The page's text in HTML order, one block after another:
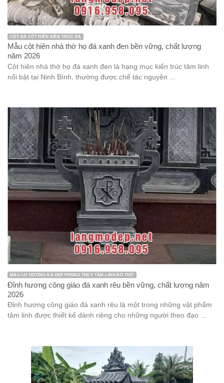
CỘT ĐÁ CỘT HIÊN KIẾN TRÚC ĐÁ
Mẫu cột hiên nhà thờ họ đá xanh đen bền vững, chất lượng
năm 2026
Cột hiên nhà thờ họ đá xanh đen là hạng mục kiến trúc tâm linh
nổi bật tại Ninh Bình, thường được chế tác nguyên ...
MẪU LƯ HƯƠNG ĐÁ ĐẸP PHONG THỦY TÂM LINH ĐỒ THỜ
Đỉnh hương công giáo đá xanh rêu bền vững, chất lượng năm
2026
Đỉnh hương công giáo đá xanh rêu là một trong những vật phẩm
tâm linh được thiết kế dành riêng cho những người theo đạo ...